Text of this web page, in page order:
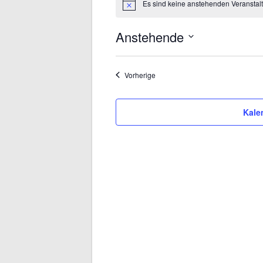
HinweisEs sind keine anstehenden
Anstehende
VorherigeVeranstaltungen